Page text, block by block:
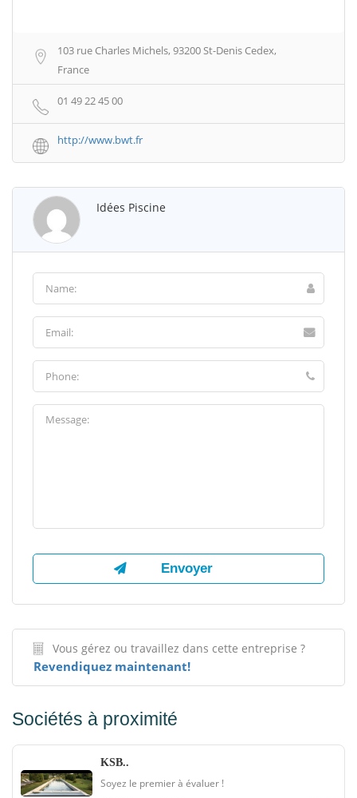
103 rue Charles Michels, 93200 St-Denis Cedex,
France
01 49 22 45 00
http://www.bwt.fr
Idées Piscine
Vous gérez ou travaillez dans cette entreprise ?
Revendiquez maintenant!
Sociétés à proximité
KSB..
Soyez le premier à évaluer !